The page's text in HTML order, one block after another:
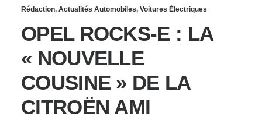
Rédaction, Actualités Automobiles, Voitures Électriques
OPEL ROCKS-E : LA
« NOUVELLE
COUSINE » DE LA
CITROËN AMI